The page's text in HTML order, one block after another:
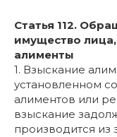
Статья 112.
имущество
алименты
1. Взыскание
установленном
алиментов или
взыскание
производится из